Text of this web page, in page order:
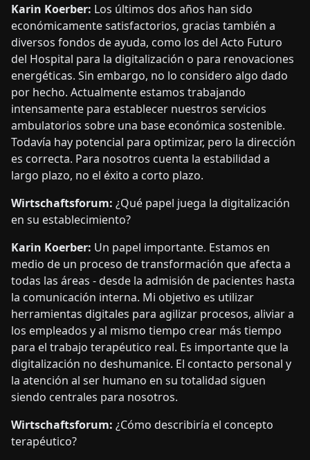
Karin Koerber: Los últimos dos años han sido
económicamente satisfactorios, gracias también a
diversos fondos de ayuda, como los del Acto Futuro
del Hospital para la digitalización o para renovaciones
energéticas. Sin embargo, no lo considero algo dado
por hecho. Actualmente estamos trabajando
intensamente para establecer nuestros servicios
ambulatorios sobre una base económica sostenible.
Todavía hay potencial para optimizar, pero la dirección
es correcta. Para nosotros cuenta la estabilidad a
largo plazo, no el éxito a corto plazo.
Wirtschaftsforum: ¿Qué papel juega la digitalización
en su establecimiento?
Karin Koerber: Un papel importante. Estamos en
medio de un proceso de transformación que afecta a
todas las áreas - desde la admisión de pacientes hasta
la comunicación interna. Mi objetivo es utilizar
herramientas digitales para agilizar procesos, aliviar a
los empleados y al mismo tiempo crear más tiempo
para el trabajo terapéutico real. Es importante que la
digitalización no deshumanice. El contacto personal y
la atención al ser humano en su totalidad siguen
siendo centrales para nosotros.
Wirtschaftsforum: ¿Cómo describiría el concepto
terapéutico?